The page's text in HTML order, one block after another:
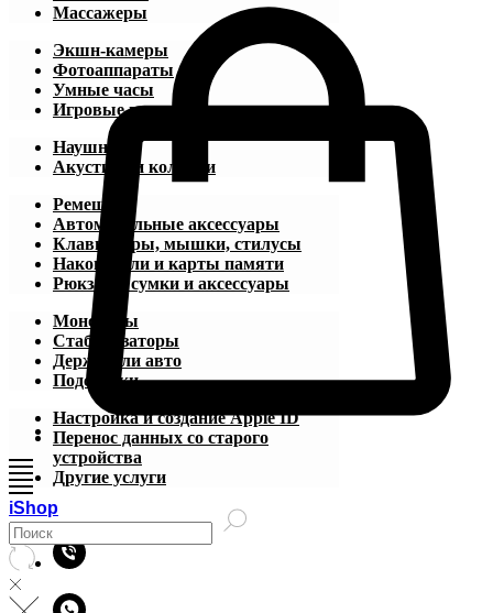
iShop
Массажеры
Экшн-камеры
Фотоаппараты
Умные часы
Игровые приставки
Наушники
Акустика и колонки
Ремешки
Автомобильные аксессуары
Клавиатуры, мышки, стилусы
Накопители и карты памяти
Рюкзаки, сумки и аксессуары
Моноподы
Стабилизаторы
Держатели авто
Подставки
Настройка и создание Apple ID
Перенос данных со старого
устройства
Другие услуги